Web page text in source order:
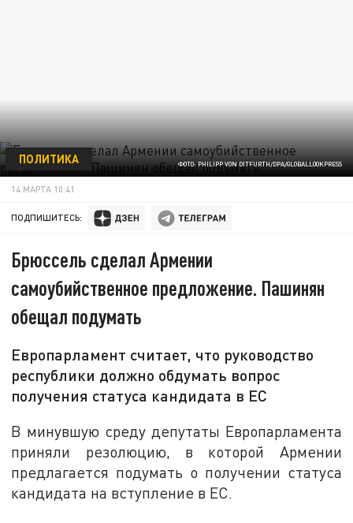
ФОТО: PHILIPP VON DITFURTH/DPA/GLOBALLOOKPRESS
ПОЛИТИКА
14 МАРТА 10:41
ПОДПИШИТЕСЬ:
Брюссель сделал Армении
самоубийственное предложение. Пашинян
обещал подумать
Европарламент считает, что руководство
республики должно обдумать вопрос
получения статуса кандидата в ЕС
В минувшую среду депутаты Европарламента
приняли резолюцию, в которой Армении
предлагается подумать о получении статуса
кандидата на вступление в ЕС.